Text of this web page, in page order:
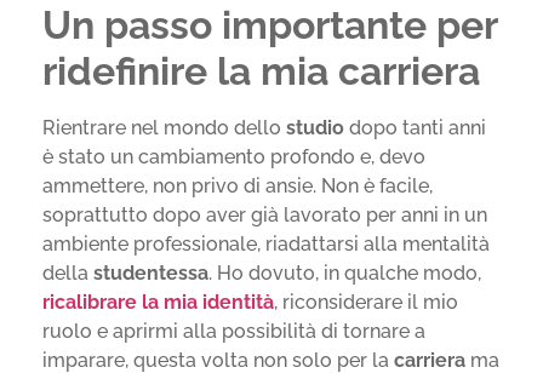
Un passo importante per
ridefinire la mia carriera
Rientrare nel mondo dello studio dopo tanti anni
è stato un cambiamento profondo e, devo
ammettere, non privo di ansie. Non è facile,
soprattutto dopo aver già lavorato per anni in un
ambiente professionale, riadattarsi alla mentalità
della studentessa. Ho dovuto, in qualche modo,
ricalibrare la mia identità, riconsiderare il mio
ruolo e aprirmi alla possibilità di tornare a
imparare, questa volta non solo per la carriera ma